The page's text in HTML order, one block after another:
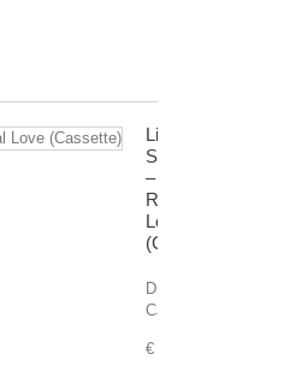
Lisa
Stansfield
‎–
Real
Love
(Cassette)
Drager:
Cassette
€ 7,99